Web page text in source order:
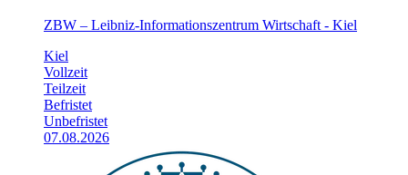
ZBW – Leibniz-Informationszentrum Wirtschaft - Kiel
Kiel
Vollzeit
Teilzeit
Befristet
Unbefristet
07.08.2026